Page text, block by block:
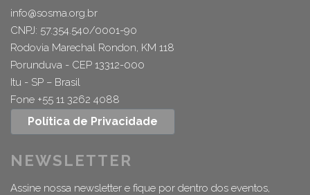
info@sosma.org.br
CNPJ: 57.354.540/0001-90
Rodovia Marechal Rondon, KM 118
Porunduva - CEP 13312-000
Itu - SP – Brasil
Fone +55 11 3262 4088
Política de Privacidade
NEWSLETTER
Assine nossa newsletter e fique por dentro dos eventos,